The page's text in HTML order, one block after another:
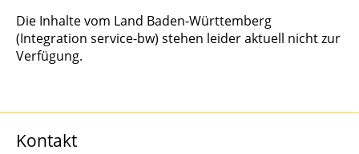
Kontakt
Die Inhalte vom Land Baden-Württemberg
(Integration service-bw) stehen leider aktuell nicht zur
Verfügung.